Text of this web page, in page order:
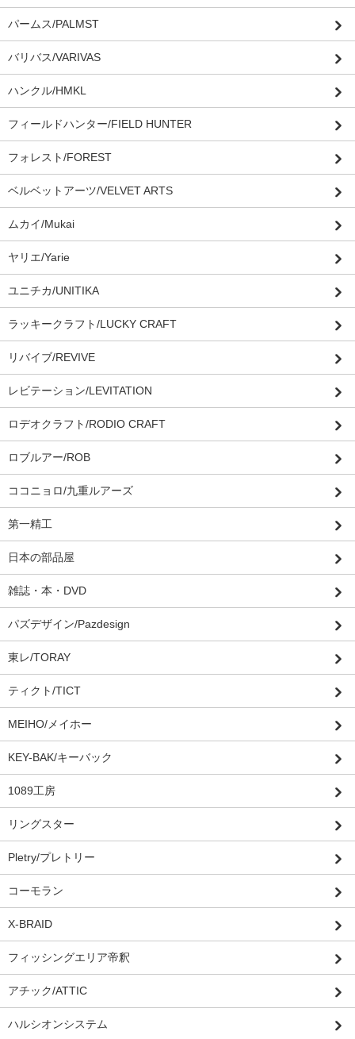
パームス/PALMST
バリバス/VARIVAS
ハンクル/HMKL
フィールドハンター/FIELD HUNTER
フォレスト/FOREST
ベルベットアーツ/VELVET ARTS
ムカイ/Mukai
ヤリエ/Yarie
ユニチカ/UNITIKA
ラッキークラフト/LUCKY CRAFT
リバイブ/REVIVE
レビテーション/LEVITATION
ロデオクラフト/RODIO CRAFT
ロブルアー/ROB
ココニョロ/九重ルアーズ
第一精工
日本の部品屋
雑誌・本・DVD
パズデザイン/Pazdesign
東レ/TORAY
ティクト/TICT
MEIHO/メイホー
KEY-BAK/キーバック
1089工房
リングスター
Pletry/プレトリー
コーモラン
X-BRAID
フィッシングエリア帝釈
アチック/ATTIC
ハルシオンシステム